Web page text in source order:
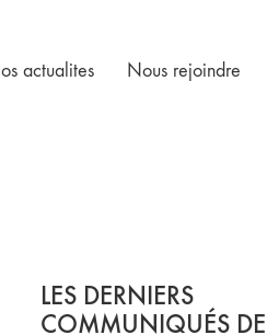
actualites Nous rejoindre
LES DERNIERS
COMMUNIQUÉS DE